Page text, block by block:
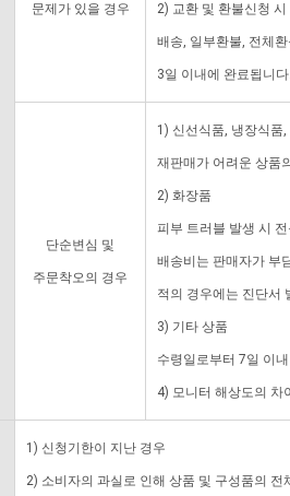
문제가 있을 경우 2) 교환 및 환불신청
배송, 일부환불, 전체
3일 이내에 완료됩니
단순변심 및
주문착오의 경우
1) 신선식품, 냉장식품
재판매가 어려운 상품
2) 화장품
피부 트러블 발생 시
배송비는 판매자가 부
적의 경우에는 진단서
3) 기타 상품
수령일로부터 7일 이
4) 모니터 해상도의 차
1) 신청기한이 지난 경우
2) 소비자의 과실로 인해 상품 및 구성품의